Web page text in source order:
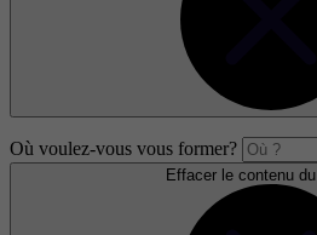
Où voulez-vous vous former?
Effacer le contenu